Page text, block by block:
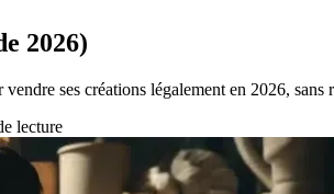
2026)
ses créations légalement en 2026, sans
lecture